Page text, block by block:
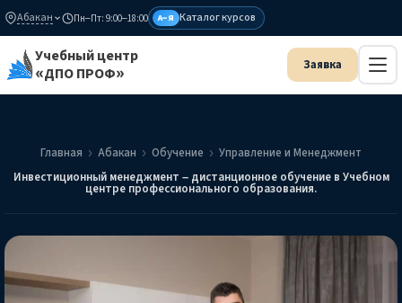
Абакан Пн–Пт: 9:00–18:00 А–Я Каталог курсов
Учебный центр
«ДПО ПРОФ»
Главная Абакан Обучение
Управление и Менеджмент
Инвестиционный менеджмент – дистанционное обучение в Учебном
центре профессионального образования.